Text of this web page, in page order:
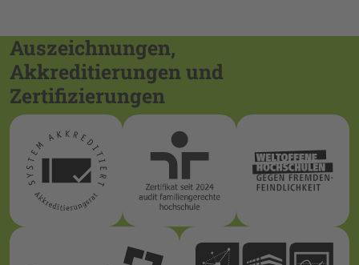
Auszeichnungen,
Akkreditierungen und
Zertifizierungen